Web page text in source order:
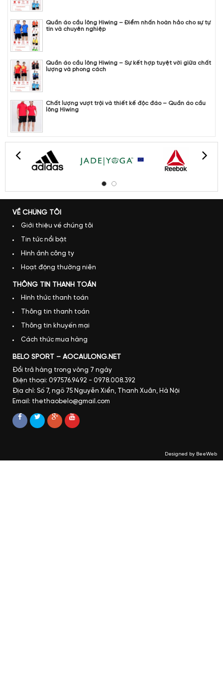
Quần áo cầu lông Hiwing – Điểm nhấn hoàn hảo cho sự tự
tin và chuyên nghiệp
Quần áo cầu lông Hiwing – Sự kết hợp tuyệt vời giữa chất
lượng và phong cách
Chất lượng vượt trội và thiết kế độc đáo – Quần áo cầu
lông Hiwing
VỀ CHÚNG TÔI
Giới thiệu về chúng tôi
Tin tức nổi bật
Hình ảnh công ty
Hoạt động thường niên
THÔNG TIN THANH TOÁN
Hình thức thanh toán
Thông tin thanh toán
Thông tin khuyến mại
Cách thức mua hàng
BELO SPORT – AOCAULONG.NET
Đổi trả hàng trong vòng 7 ngày
Điện thoại: 097576.9492 - 0978.008.392
Địa chỉ: Số 7, ngõ 75 Nguyễn Xiển, Thanh Xuân, Hà Nội
Email: thethaobelo@gmail.com
Designed by BeeWeb